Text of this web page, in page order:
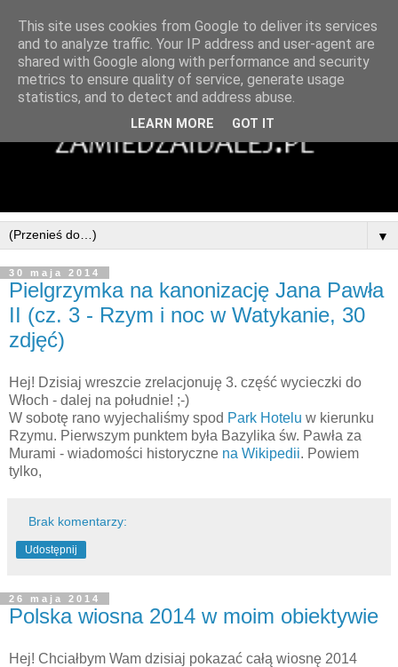
▼
30 maja 2014
Pielgrzymka na kanonizację Jana Pawła
II (cz. 3 - Rzym i noc w Watykanie, 30
zdjęć)
Hej! Dzisiaj wreszcie zrelacjonuję 3. część wycieczki do
Włoch - dalej na południe! ;-)
W sobotę rano wyjechaliśmy spod Park Hotelu w kierunku
Rzymu. Pierwszym punktem była Bazylika św. Pawła za
Murami - wiadomości historyczne na Wikipedii. Powiem
tylko,
Brak komentarzy:
Udostępnij
26 maja 2014
Polska wiosna 2014 w moim obiektywie
Hej! Chciałbym Wam dzisiaj pokazać całą wiosnę 2014
This site uses cookies from Google to deliver its services
and to analyze traffic. Your IP address and user-agent are
shared with Google along with performance and security
metrics to ensure quality of service, generate usage
statistics, and to detect and address abuse.
LEARN MORE GOT IT